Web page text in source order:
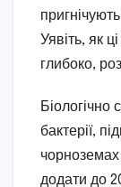
Уявіть, як
глибоко,
Біологічно
бактерії,
чорноземах
додати до